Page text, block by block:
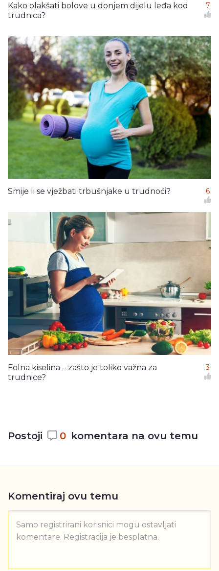
Kako olakšati bolove u donjem dijelu leđa kod
trudnica?
7
Smije li se vježbati trbušnjake u trudnoći? 6
Folna kiselina – zašto je toliko važna za
trudnice?
3
Postoji 0 komentara na ovu temu
Komentiraj ovu temu
Samo registrirani korisnici mogu ostavljati
komentare. Registracija je besplatna.